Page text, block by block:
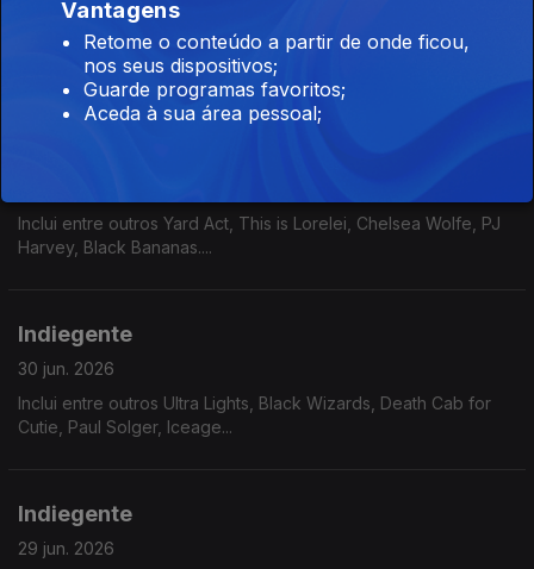
02 jul. 2026
Entrevista com Pedro Paixão e Fernando Ribeiro, dos
Moonspell, sobre "Far From God".
Inclui entre outros Yard Act, This is Lorelei, Chelsea Wolfe, PJ
Harvey, Black Bananas....
Indiegente
30 jun. 2026
Inclui entre outros Ultra Lights, Black Wizards, Death Cab for
Cutie, Paul Solger, Iceage...
Indiegente
29 jun. 2026
Vantagens
Retome o conteúdo a partir de onde ficou,
nos seus dispositivos;
Guarde programas favoritos;
Aceda à sua área pessoal;